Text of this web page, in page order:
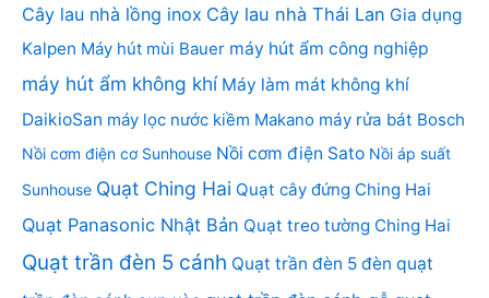
Cây lau nhà lồng inox Cây lau nhà Thái Lan Gia dụng
Kalpen Máy hút mùi Bauer máy hút ẩm công nghiệp
máy hút ẩm không khí Máy làm mát không khí
DaikioSan máy lọc nước kiềm Makano máy rửa bát Bosch
Nồi cơm điện cơ Sunhouse Nồi cơm điện Sato Nồi áp suất
Sunhouse Quạt Ching Hai Quạt cây đứng Ching Hai
Quạt Panasonic Nhật Bản Quạt treo tường Ching Hai
Quạt trần đèn 5 cánh Quạt trần đèn 5 đèn quạt